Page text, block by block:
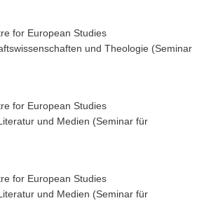
for European Studies
und Theologie (Seminar
for European Studies
und Medien (Seminar für
for European Studies
und Medien (Seminar für